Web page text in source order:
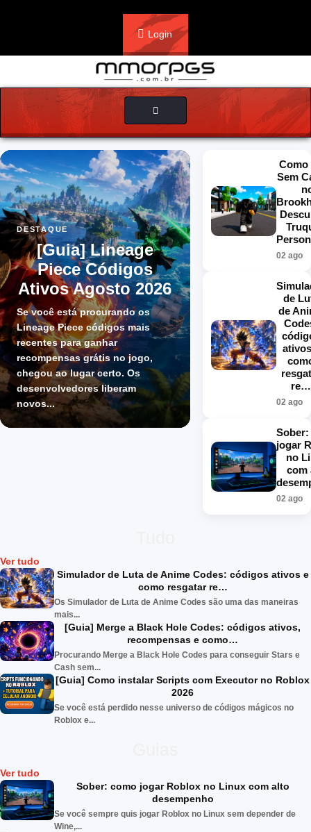
Login
Toggle
navigation
DESTAQUE
[Guia] Lineage
Piece Códigos
Ativos Agosto 2026
Se você está procurando os
Lineage Piece códigos mais
recentes para ganhar
recompensas grátis no jogo,
chegou ao lugar certo. Os
desenvolvedores liberam
novos...
Como
Sem
02 ago
de
de
re…
02 ago
jogar
no
com
02 ago
Ver tudo
Simulador de Luta de Anime Codes: códigos ativos e
como resgatar re…
Os Simulador de Luta de Anime Codes são uma das maneiras
mais...
[Guia] Merge a Black Hole Codes: códigos ativos,
recompensas e como…
Procurando Merge a Black Hole Codes para conseguir Stars e
Cash sem...
[Guia] Como instalar Scripts com Executor no Roblox
2026
Se você está perdido nesse universo de códigos mágicos no
Roblox e...
Ver tudo
Sober: como jogar Roblox no Linux com alto
desempenho
Se você sempre quis jogar Roblox no Linux sem depender de
Wine,...